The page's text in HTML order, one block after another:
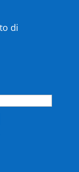
di